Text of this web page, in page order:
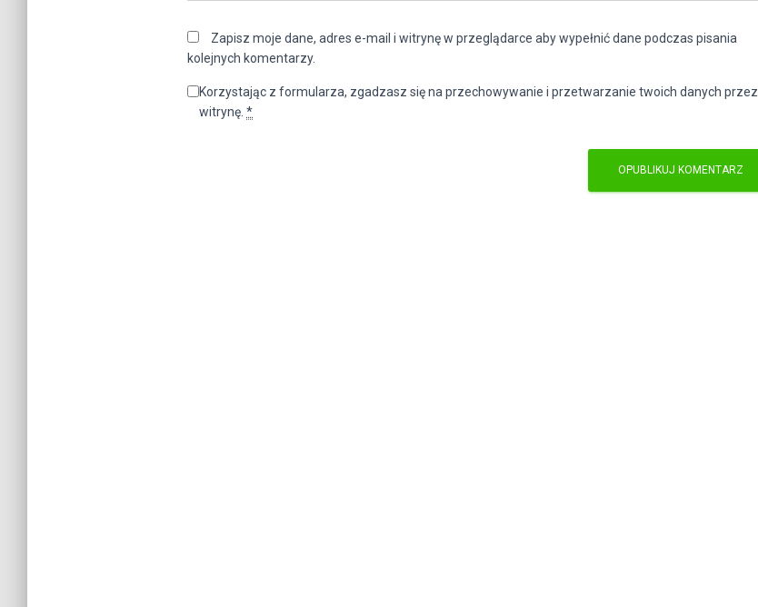
Zapisz moje dane, adres e-mail i witrynę w przeglądarce aby wypełnić dane podczas pisania
kolejnych komentarzy.
Korzystając z formularza, zgadzasz się na przechowywanie i przetwarzanie twoich danych przez
witrynę. *